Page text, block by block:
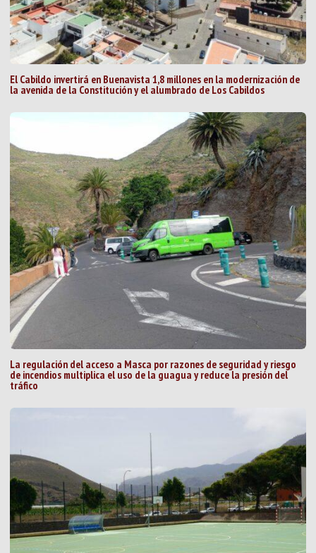
El Cabildo invertirá en Buenavista 1,8 millones en la modernización de
la avenida de la Constitución y el alumbrado de Los Cabildos
La regulación del acceso a Masca por razones de seguridad y riesgo
de incendios multiplica el uso de la guagua y reduce la presión del
tráfico